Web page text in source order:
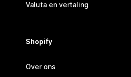
Valuta en vertaling
Shopify
Over ons